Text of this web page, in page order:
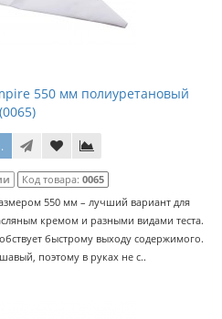
550 мм полиуретановый
(0065)
Код товара: 0065
550 мм – лучший вариант для
кремом и разными видами теста.
быстрому выходу содержимого.
поэтому в руках не с..